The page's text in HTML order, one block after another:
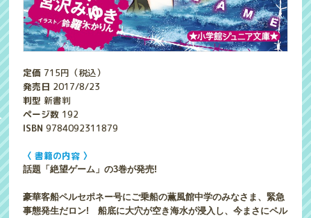
定価 715円（税込）
発売日 2017/8/23
判型 新書判
ページ数 192
ISBN9784092311879
〈 書籍の内容 〉
話題「絶望ゲーム」の3巻が発売!
豪華客船ペルセポネー号にご乗船の薫風館中学のみなさま、緊急
事態発生だロン! 船底に大穴が空き海水が浸入し、今まさにペル